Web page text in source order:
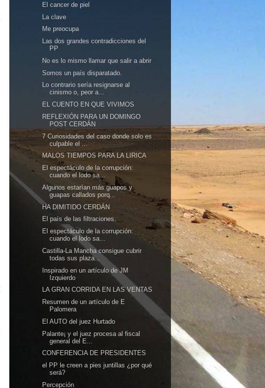
El cancer de piel
La clave
Me preocupa
Las dos grandes contradicciones del
PP
No es lo mismo llamar que salir a abrir
Somos un país disparatado.
Lo contrario sería resignarse al
cinismo o, peor a...
EL CUENTO EN QUE VIVIMOS
REFLEXIÓN PARA UN DOMINGO
POST CERDÁN
7 Curiosidades del caso donde solo es
culpable el ...
MALOS TIEMPOS PARA LA LIRICA
El espectáculo de la corrupción:
cuando el lodo sa...
Algunos estarían más guapos y
guapas callados porq...
HA DIMITIDO CERDÁN
El país de las filtraciones.
El espectáculo de la corrupción:
cuando el lodo sa...
Castilla-La Mancha consigue cubrir
todas sus plaza...
Inspirado en un artículo de JM
Izquierdo
LA GRAN CORRIDA EN LAS VENTAS
Resumen de un artículo de E
Palomera
El AUTO del juez Hurtado
Palante¡ y el juez procesa al fiscal
general del E...
CONFERENCIA DE PRESIDENTES
el PP le creen a pies juntillas ¿por qué
será?
Percepción